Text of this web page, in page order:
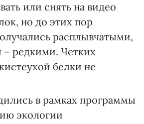
или снять на видео
но до этих пор
расплывчатыми,
– редкими. Четких
белки не
в рамках программы
экологии